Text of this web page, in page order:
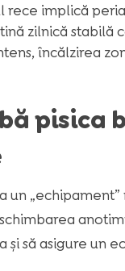
rece implică
zilnică stabilă
încălzirea
un
și să asigure un